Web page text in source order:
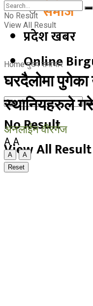
समाज
प्रदेश खबर
Online
No Result
View All Result
No Result
View All Result
Home मुख्य समाचार
घरदैलोमा पुगेका
स्थानियहरुले
अनलाईन वीरगंज
A A
A
A
Reset